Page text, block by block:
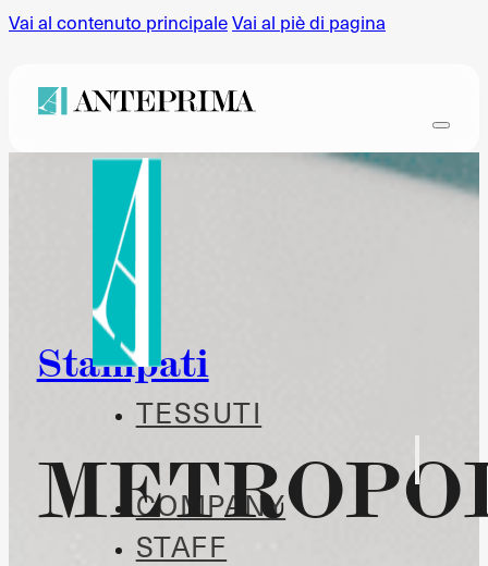
Vai al contenuto principaleVai al piè di pagina
TESSUTI
COMPANY
STAFF
Stampati